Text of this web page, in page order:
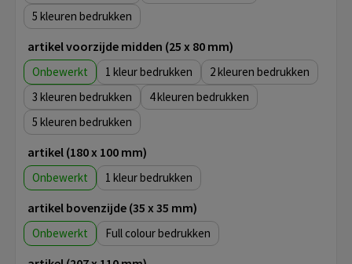
5
artikel voorzijde midden (25 x 80 mm)
Onbewerkt 1
2
3
4
5
artikel (180 x 100 mm)
Onbewerkt 1
artikel bovenzijde (35 x 35 mm)
Onbewerkt Full colour